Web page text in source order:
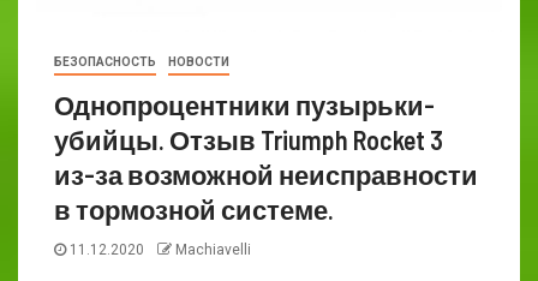
БЕЗОПАСНОСТЬ НОВОСТИ
Однопроцентники пузырьки-
убийцы. Отзыв Triumph Rocket 3
из-за возможной неисправности
в тормозной системе.
11.12.2020 Machiavelli